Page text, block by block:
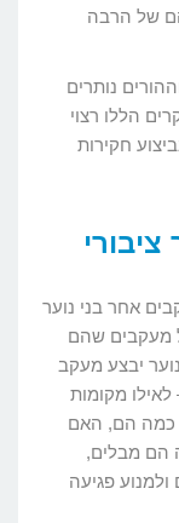
של הרבה
נותרים
הללו רצוי
חקירות
אחר בני נוער
מעקבים שהם
יבצע מעקב
מקומות
כמה הם, האם
הם מבלים,
פגיעה